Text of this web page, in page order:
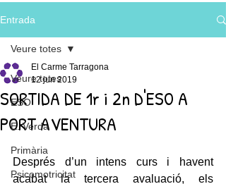
Entrada
Veure totes
ESO
E. Verda
Primària
Psicomotricitat
Veure totes
SORTIDA DE 1r i 2n D'ESO A
PORT AVENTURA
El Carme Tarragona
12 jun 2019
Després d’un intens curs i havent
acabat la tercera avaluació, els